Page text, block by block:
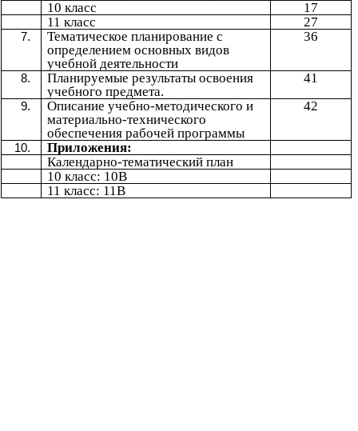
10 класс
17
11 класс
27
Тематическое планирование с
определением основных видов
учебной деятельности
36
Планируемые результаты освоения
учебного предмета.
41
Описание учебно-методического и
материально-технического
обеспечения рабочей программы
42
Приложения:
Календарно-тематический план
10 класс: 10В
11 класс: 11В